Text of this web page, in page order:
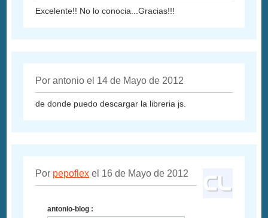
Excelente!! No lo conocia...Gracias!!!
Por antonio el 14 de Mayo de 2012
de donde puedo descargar la libreria js.
Por pepoflex el 16 de Mayo de 2012
antonio-blog :